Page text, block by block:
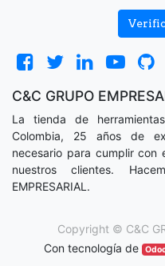
C&C GRUPO
La tienda de
Colombia, 25 años de
necesario para cumplir
nuestros clientes.
EMPRESARIAL.
Copyright © C&C
Con tecnología de